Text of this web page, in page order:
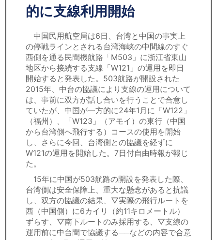
セミナー
経済ニュース
労務顧問
ＩＴ
飲食店情報
的に支線利用開始
中国民用航空局は6日、台湾と中国の事実上
の停戦ラインとされる台湾海峡の中間線のすぐ
西側を通る民間機航路「M503」に浙江省東山
地区から接続する支線「W121」の運用を即日
開始すると発表した。503航路が開設された
2015年、中台の協議により支線の運用について
は、事前に双方が話し合いを行うことで合意し
ていたが、中国が一方的に24年1月に「W122」
（福州）、「W123」（アモイ）の東行（中国
から台湾側へ飛行する）コースの使用を開始
し、さらに今回、台湾側との協議を経ずに
W121の運用を開始した。7日付自由時報が報じ
た。
15年に中国が503航路の開設を発表した際、
台湾側は安全保障上、重大な懸念があると抗議
し、双方の協議の結果、▽実際の飛行ルートを
西（中国側）に6カイリ（約11キロメートル）
ずらす、▽南下ルートのみ採用する、▽支線の
運用前に中台間で協議する──などの内容で合意